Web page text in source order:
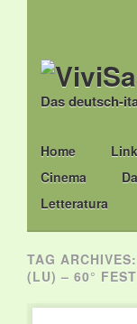
Das deutsch-
Main menu
Skip
to
content
Home Link
Cinema
Letteratura
TAG ARCHIVES:
(LU) – 60°